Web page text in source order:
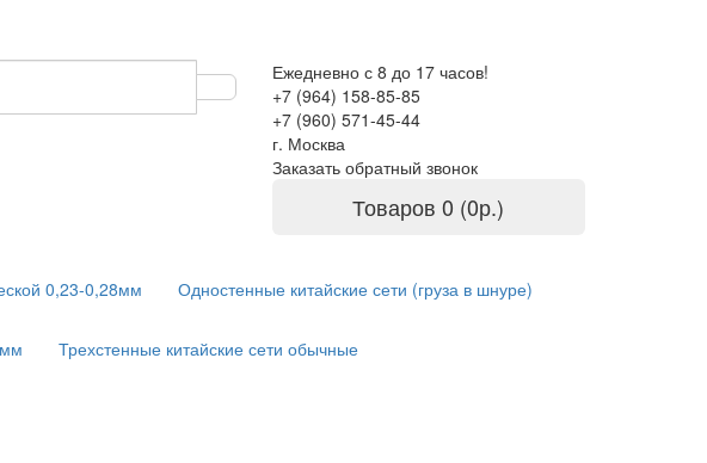
Ежедневно с 8 до 17 часов!
+7 (964) 158-85-85
+7 (960) 571-45-44
г. Москва
Заказать обратный звонок
Товаров 0 (0р.)
0,23-0,28мм Одностенные китайские сети (груза в шнуре)
Трехстенные китайские сети обычные